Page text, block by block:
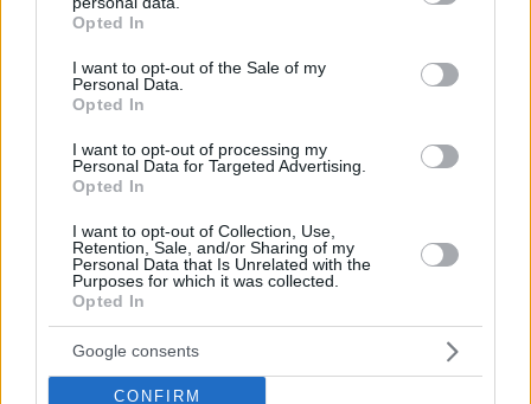
grant or deny consent to Google and its third-party tags to
use your data for below specified purposes in below Google
consent section.
Opted In
I want to opt-out of the Sale of my
Personal Data.
Opted In
I want to opt-out of processing my
Personal Data for Targeted Advertising.
Opted In
I want to opt-out of Collection, Use,
Retention, Sale, and/or Sharing of my
Personal Data that Is Unrelated with the
Purposes for which it was collected.
Opted In
Google consents
CONFIRM